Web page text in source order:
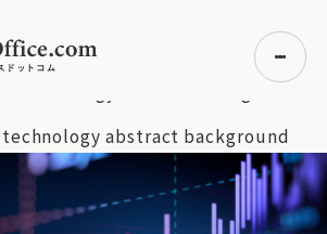
へ
れ・プラン
見通し】 6月7日号（6月9日〜6月13日）
abstract background